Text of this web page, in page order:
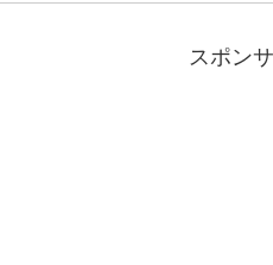
スポン